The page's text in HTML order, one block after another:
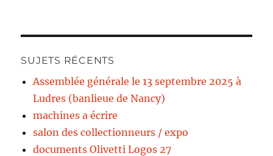
SUJETS RÉCENTS
Assemblée générale le 13 septembre 2025 à
Ludres (banlieue de Nancy)
machines a écrire
salon des collectionneurs / expo
documents Olivetti Logos 27